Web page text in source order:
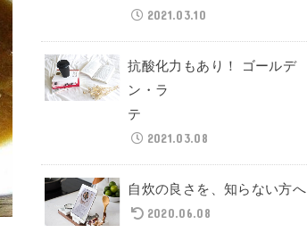
2021.03.10
抗酸化力もあり！ ゴールデ
ン・ラ
テ
2021.03.08
自炊の良さを、知らない方へ
2020.06.08